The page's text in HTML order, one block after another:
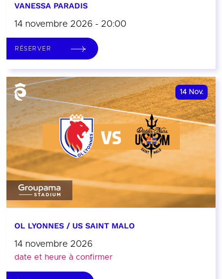
VANESSA PARADIS
14 novembre 2026 - 20:00
RÉSERVER
14 Nov.
OL LYONNES / US SAINT MALO
14 novembre 2026
date et heure à confirmer